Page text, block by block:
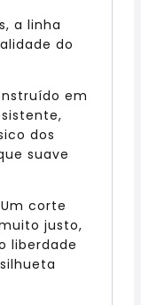
a linha
do
em
dos
suave
Um corte
justo,
liberdade